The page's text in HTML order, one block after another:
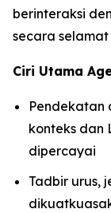
berinteraksi
secara
Ciri Utama
Pendekatan
konteks dan
dipercayai
Tadbir urus,